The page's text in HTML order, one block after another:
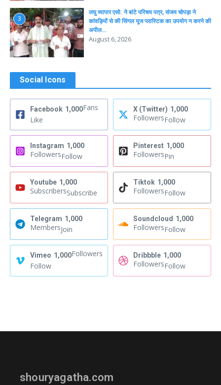
3
लघु व्यापार एसो. ने बांटे परिचय पत्र, संजय चोपड़ा ने
कांवड़ियों से की सिंगल यूज प्लास्टिक का उपयोग न करने की
अपील…
August 6, 2026
Social Icons
Facebook 1,000Fans
Like
X (Twitter) 1,000
FollowersFollow
Instagram 1,000
FollowersFollow
Pinterest 1,000
FollowersPin
Youtube 1,000
SubscribersSubscribe
Tiktok 1,000
FollowersFollow
Telegram 1,000
MembersJoin
Soundcloud 1,000
FollowersFollow
Vimeo 1,000Followers
Follow
Dribbble 1,000
FollowersFollow
shouryagatha.com